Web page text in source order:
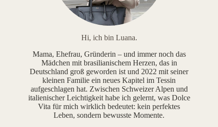
Hi, ich bin Luana.
Mama, Ehefrau, Gründerin – und immer noch das
Mädchen mit brasilianischem Herzen, das in
Deutschland groß geworden ist und 2022 mit seiner
kleinen Familie ein neues Kapitel im Tessin
aufgeschlagen hat. Zwischen Schweizer Alpen und
italienischer Leichtigkeit habe ich gelernt, was Dolce
Vita für mich wirklich bedeutet: kein perfektes
Leben, sondern bewusste Momente.